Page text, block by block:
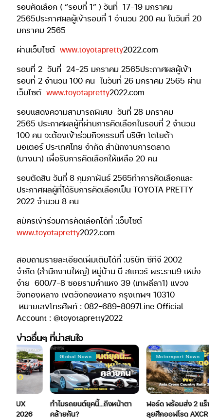
รอบคัดเลือก ( “รอบที่ 1” ) วันที่ 17-19 มกราคม
2565ประกาศผลผู้เข้ารอบที่ 1 จำนวน 200 คน ในวันที่ 20
มกราคม 2565
ผ่านเว็บไซต์ www.toyotapretty2022.com
รอบที่ 2 วันที่ 24-25 มกราคม 2565ประกาศผลผู้เข้า
รอบที่ 2 จำนวน 100 คน ในวันที่ 26 มกราคม 2565 ผ่าน
เว็บไซต์ www.toyotapretty2022.com
รอบแสดงความสามารถพิเศษ วันที่ 28 มกราคม
2565 ประกาศผลผู้ที่ผ่านการคัดเลือกในรอบที่ 2 จำนวน
100 คน จะต้องเข้าร่วมกิจกรรมที่ บริษัท โตโยต้า
มอเตอร์ ประเทศไทย จำกัด สำนักงานการตลาด
(บางนา) เพื่อรับการคัดเลือกให้เหลือ 20 คน
รอบตัดสิน วันที่ 8 กุมภาพันธ์ 2565ทำการคัดเลือกและ
ประกาศผลผู้ที่ได้รับการคัดเลือกเป็น TOYOTA PRETTY
2022 จำนวน 8 คน
สมัครเข้าร่วมการคัดเลือกได้ที่ :เว็บไซต์
www.toyotapretty2022.com
สอบถามรายละเอียดเพิ่มเติมได้ที่ :บริษัท ซีทีจี 2002
จำกัด (สำนักงานใหญ่) หมู่บ้าน บี สแควร์ พระราม9 เหม่ง
จ๋าย 600/7-8 ซอยรามคำแหง 39 (เทพลีลา1) แขวง
วังทองหลาง เขตวังทองหลาง กรุงเทพฯ 10310
หมายเลขโทรศัพท์ : 082-689-8097Line Official
Account : @toyotapretty2022
ข่าวอื่นๆ ที่น่าสนใจ
2026
Global News
ทำไมรถยนต์ยุคนี้…ถึงหน้าตา
คล้ายกัน?
Motorsport News
ฟอร์ด พร้อมส่ง 2 แร็พเตอ
ลุยศึกออฟโรด AXCR